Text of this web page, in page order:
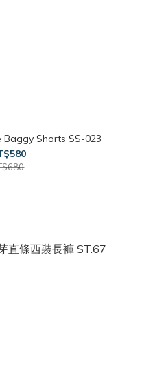
Baggy Shorts SS-023